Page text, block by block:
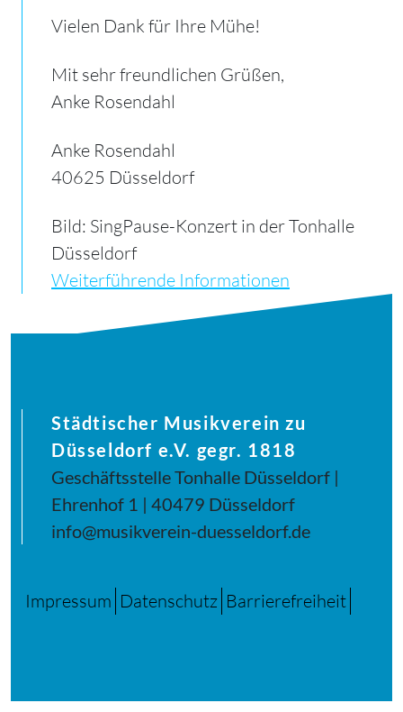
Vielen Dank für Ihre Mühe!
Mit sehr freundlichen Grüßen,
Anke Rosendahl
Anke Rosendahl
40625 Düsseldorf
Bild: SingPause-Konzert in der Tonhalle
Düsseldorf
Weiterführende Informationen
Städtischer Musikverein zu
Düsseldorf e.V. gegr. 1818
Geschäftsstelle Tonhalle Düsseldorf |
Ehrenhof 1 | 40479 Düsseldorf
info@musikverein-duesseldorf.de
Impressum Datenschutz Barrierefreiheit